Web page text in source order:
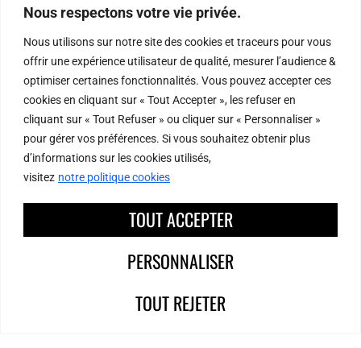
Nous respectons votre vie privée.
Nous utilisons sur notre site des cookies et traceurs pour vous
offrir une expérience utilisateur de qualité, mesurer l’audience &
optimiser certaines fonctionnalités. Vous pouvez accepter ces
cookies en cliquant sur « Tout Accepter », les refuser en
cliquant sur « Tout Refuser » ou cliquer sur « Personnaliser »
pour gérer vos préférences. Si vous souhaitez obtenir plus
d’informations sur les cookies utilisés,
visitez notre politique cookies
PERSONNALISER
TOUT REJETER
TOUT ACCEPTER
Rue Pierre et Dominique Ponchardier
42010 Saint-Etienne